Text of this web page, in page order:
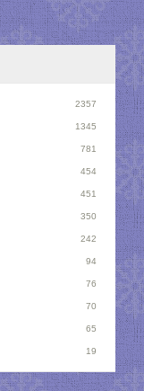
2357
1345
781
454
451
350
242
94
76
70
65
19